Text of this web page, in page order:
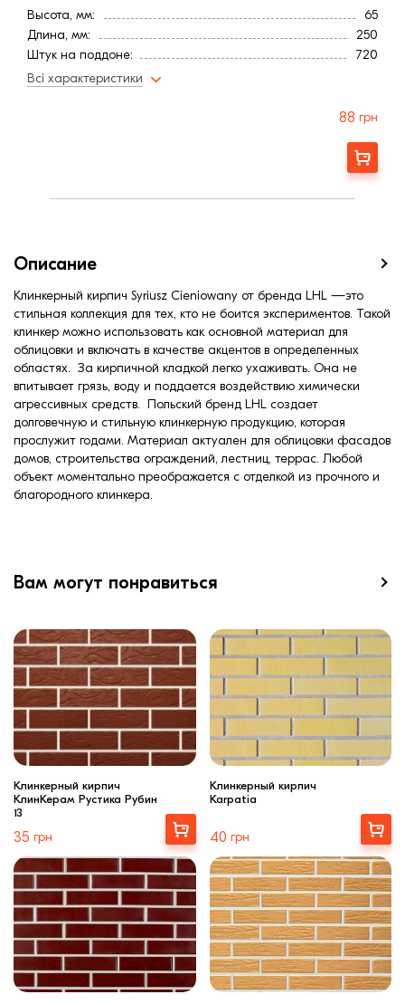
Высота, мм:
65
Длина, мм:
250
Штук на поддоне:
720
Вес, кг:
Польша
50
Гладкая
Всі характеристики
88 грн
Заказать
Описание
Клинкерный кирпич Syriusz Cieniowany от бренда LHL —это
стильная коллекция для тех, кто не боится экспериментов. Такой
клинкер можно использовать как основной материал для
облицовки и включать в качестве акцентов в определенных
областях. За кирпичной кладкой легко ухаживать. Она не
впитывает грязь, воду и поддается воздействию химически
агрессивных средств. Польский бренд LHL создает
долговечную и стильную клинкерную продукцию, которая
прослужит годами. Материал актуален для облицовки фасадов
домов, строительства ограждений, лестниц, террас. Любой
объект моментально преображается с отделкой из прочного и
благородного клинкера.
Вам могут понравиться
Клинкерный кирпич
КлинКерам Рустика Рубин
13
35 грн
Выбрать
Клинкерный кирпич
Karpatia
40 грн
Купити